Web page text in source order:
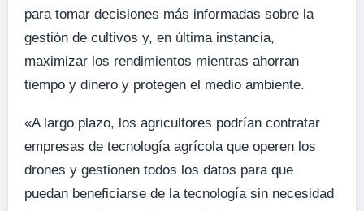
para tomar decisiones más informadas sobre la
gestión de cultivos y, en última instancia,
maximizar los rendimientos mientras ahorran
tiempo y dinero y protegen el medio ambiente.
«A largo plazo, los agricultores podrían contratar
empresas de tecnología agrícola que operen los
drones y gestionen todos los datos para que
puedan beneficiarse de la tecnología sin necesidad